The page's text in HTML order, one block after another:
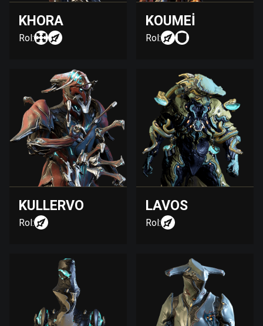
KHORA
Rol:
KOUMEI
Rol:
KULLERVO
Rol:
LAVOS
Rol: